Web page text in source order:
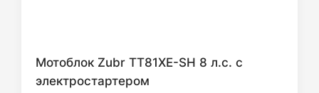
Мотоблок Zubr ТТ81ХE-SH 8 л.с. с
электростартером